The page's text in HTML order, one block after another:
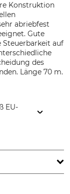
Konstruktion
abriebfest
Gute
auf
des
Länge 70 m.
EU-